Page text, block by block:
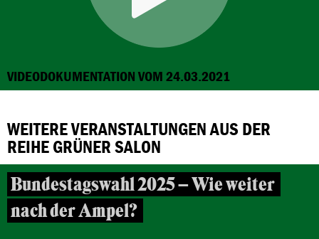
VIDEODOKUMENTATION VOM 24.03.2021
WEITERE VERANSTALTUNGEN AUS DER
REIHE GRÜNER SALON
Bundestagswahl 2025 – Wie weiter
nach der Ampel?